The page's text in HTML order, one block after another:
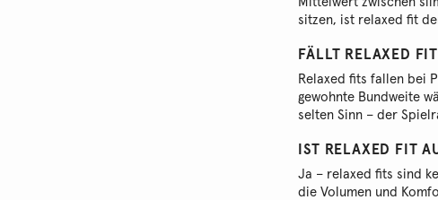
sitzen, ist relaxed fit
FÄLLT RELAXED
Relaxed fits fallen bei
gewohnte Bundweite
selten Sinn – der
IST RELAXED FIT
Ja – relaxed fits sind
die Volumen und